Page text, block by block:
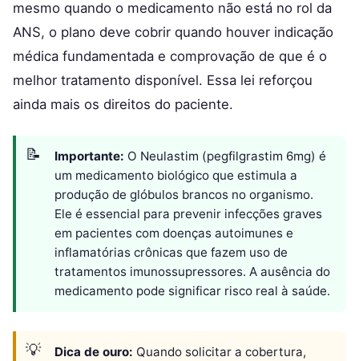
mesmo quando o medicamento não está no rol da
ANS, o plano deve cobrir quando houver indicação
médica fundamentada e comprovação de que é o
melhor tratamento disponível. Essa lei reforçou
ainda mais os direitos do paciente.
Importante: O Neulastim (pegfilgrastim 6mg) é
um medicamento biológico que estimula a
produção de glóbulos brancos no organismo.
Ele é essencial para prevenir infecções graves
em pacientes com doenças autoimunes e
inflamatórias crônicas que fazem uso de
tratamentos imunossupressores. A ausência do
medicamento pode significar risco real à saúde.
Dica de ouro: Quando solicitar a cobertura,